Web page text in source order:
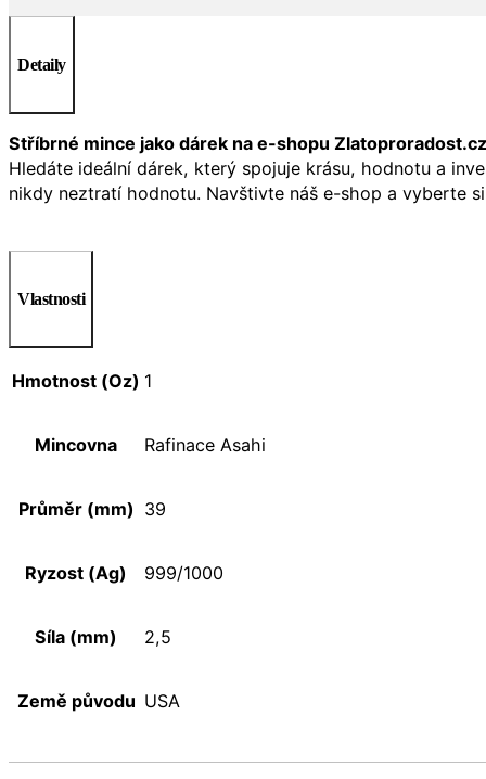
Detaily
Stříbrné mince jako dárek na e-shopu Zlatoproradost.cz
Hledáte ideální dárek, který spojuje krásu, hodnotu a
nikdy neztratí hodnotu. Navštivte náš e-shop a vyberte
Vlastnosti
Hmotnost (Oz) 1
Mincovna Rafinace Asahi
Průměr (mm) 39
Ryzost (Ag) 999/1000
Síla (mm) 2,5
Země původu USA